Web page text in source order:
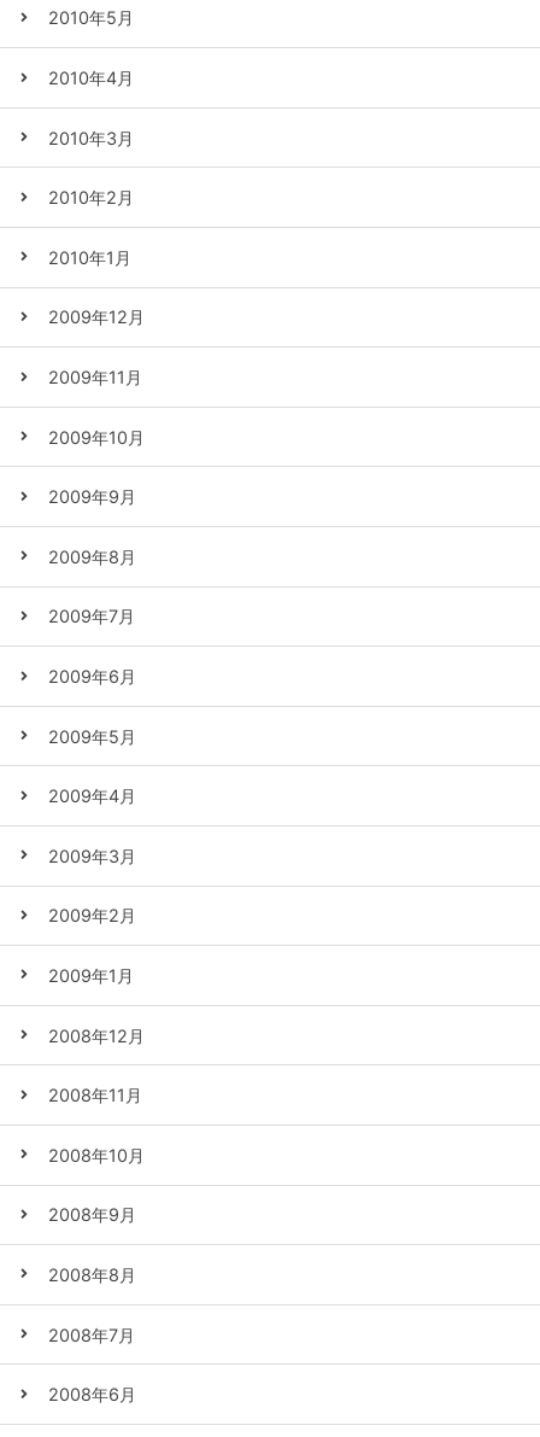
2010年5月
2010年4月
2010年3月
2010年2月
2010年1月
2009年12月
2009年11月
2009年10月
2009年9月
2009年8月
2009年7月
2009年6月
2009年5月
2009年4月
2009年3月
2009年2月
2009年1月
2008年12月
2008年11月
2008年10月
2008年9月
2008年8月
2008年7月
2008年6月